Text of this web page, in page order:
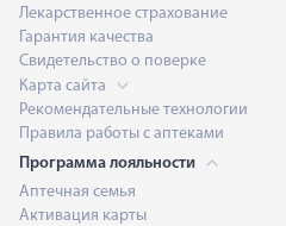
Лекарственное страхование
Гарантия качества
Свидетельство о поверке
Карта сайта
Рекомендательные технологии
Правила работы с аптеками
Программа лояльности
Аптечная семья
Активация карты